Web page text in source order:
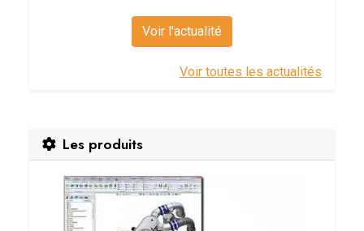
Voir l'actualité
Voir toutes les actualités
Les produits